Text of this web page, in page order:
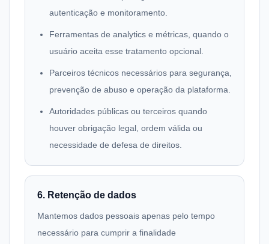
autenticação e monitoramento.
Ferramentas de analytics e métricas, quando o
usuário aceita esse tratamento opcional.
Parceiros técnicos necessários para segurança,
prevenção de abuso e operação da plataforma.
Autoridades públicas ou terceiros quando
houver obrigação legal, ordem válida ou
necessidade de defesa de direitos.
6. Retenção de dados
Mantemos dados pessoais apenas pelo tempo
necessário para cumprir a finalidade